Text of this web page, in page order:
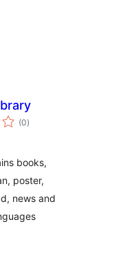
(0celkové
hodnocení
)
books,
poster,
news and